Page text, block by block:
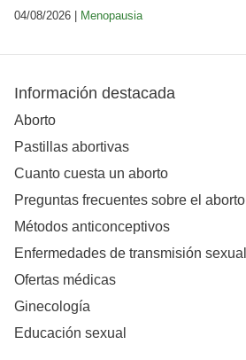
04/08/2026 | Menopausia
Información destacada
Aborto
Pastillas abortivas
Cuanto cuesta un aborto
Preguntas frecuentes sobre el aborto
Métodos anticonceptivos
Enfermedades de transmisión sexual
Ofertas médicas
Ginecología
Educación sexual